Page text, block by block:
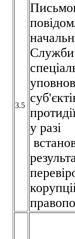
3.5
Служби
у разі